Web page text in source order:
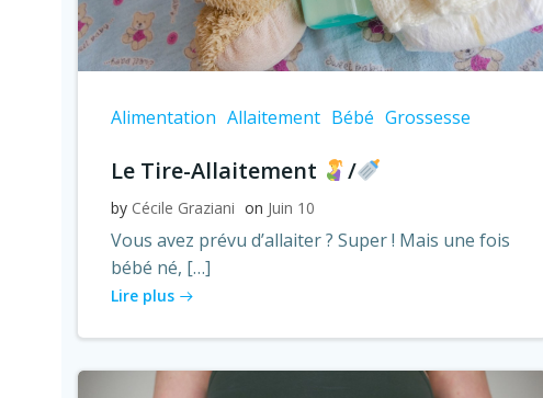
Alimentation Allaitement Bébé Grossesse
Le Tire-Allaitement /
by Cécile Graziani on Juin 10
Vous avez prévu d’allaiter ? Super ! Mais une fois
bébé né, […]
Lire plus